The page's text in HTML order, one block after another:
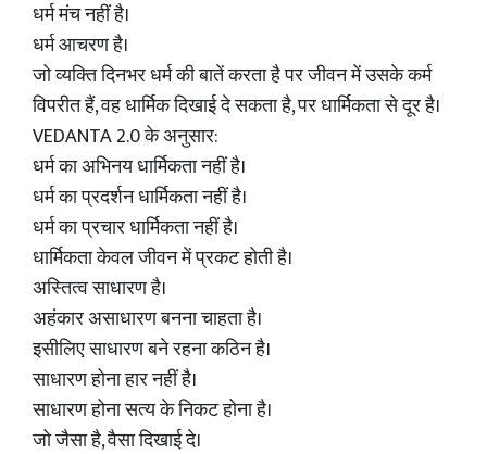
धर्म मंच नहीं है।
धर्म आचरण है।
जो व्यक्ति दिनभर धर्म की बातें करता है पर जीवन में उसके कर्म
विपरीत हैं, वह धार्मिक दिखाई दे सकता है, पर धार्मिकता से दूर है।
VEDANTA 2.0 के अनुसार:
धर्म का अभिनय धार्मिकता नहीं है।
धर्म का प्रदर्शन धार्मिकता नहीं है।
धर्म का प्रचार धार्मिकता नहीं है।
धार्मिकता केवल जीवन में प्रकट होती है।
अस्तित्व साधारण है।
अहंकार असाधारण बनना चाहता है।
इसीलिए साधारण बने रहना कठिन है।
साधारण होना हार नहीं है।
साधारण होना सत्य के निकट होना है।
जो जैसा है, वैसा दिखाई दे।